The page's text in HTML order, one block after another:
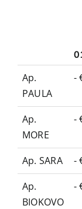
Ap.
PAULA
-
Ap.
MORE
-
Ap. SARA -
Ap.
BIOKOVO
-